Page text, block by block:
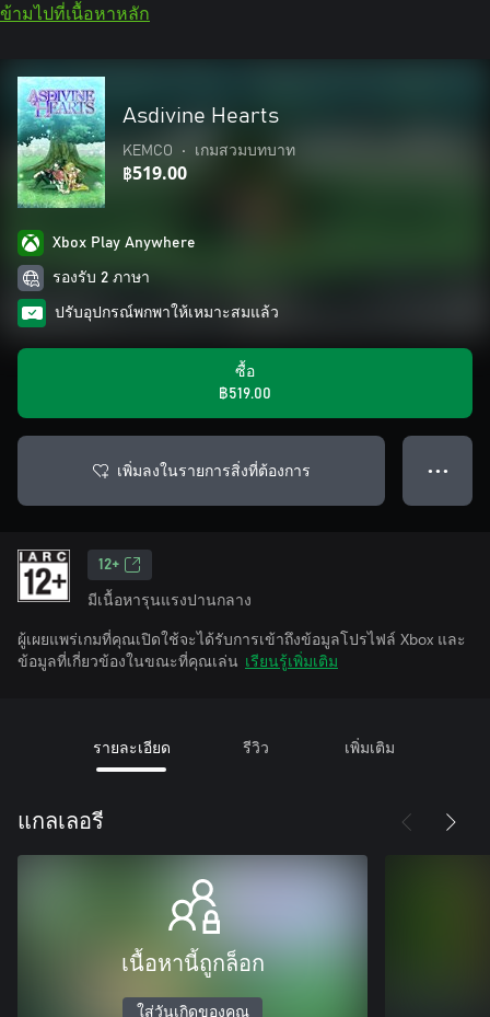
ข้ามไปที่เนื้อหาหลัก
Asdivine Hearts
KEMCO • เกมสวมบทบาท
฿519.00
Xbox Play Anywhere
รองรับ 2 ภาษา
ปรับอุปกรณ์พกพาให้เหมาะสมแล้ว
ซื้อ
฿519.00
เพิ่มลงในรายการสิ่งที่ต้องการ ● ● ●
12+
มีเนื้อหารุนแรงปานกลาง
ผู้เผยแพร่เกมที่คุณเปิดใช้จะได้รับการเข้าถึงข้อมูลโปรไฟล์ Xbox และ
ข้อมูลที่เกี่ยวข้องในขณะที่คุณเล่น เรียนรู้เพิ่มเติม
รายละเอียด รีวิว เพิ่มเติม
แกลเลอรี
เนื้อหานี้ถูกล็อก
ใส่วันเกิดของคุณ